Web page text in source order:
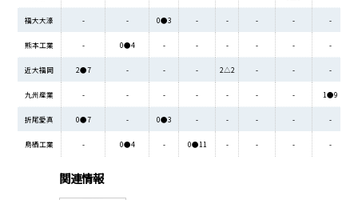
福大大濠 - - 0●3 - - - - -
熊本工業 - 0●4 - - - - - -
近大福岡 2●7 - - - 2△2 - - -
九州産業 - - - - - - - 1●9
折尾愛真 0●7 - 0●3 - - - - -
鳥栖工業 - 0●4 - 0●11 - - - -
関連情報